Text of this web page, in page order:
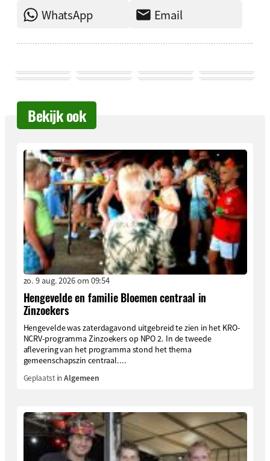
WhatsApp
Email
Bekijk ook
zo. 9 aug. 2026 om 09:54
Hengevelde en familie Bloemen centraal in
Zinzoekers
Hengevelde was zaterdagavond uitgebreid te zien in het KRO-
NCRV-programma Zinzoekers op NPO 2. In de tweede
aflevering van het programma stond het thema
gemeenschapszin centraal....
Geplaatst inAlgemeen